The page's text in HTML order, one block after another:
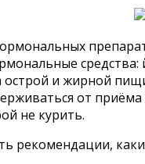
и жирной
от
не курить.
рекомендации,